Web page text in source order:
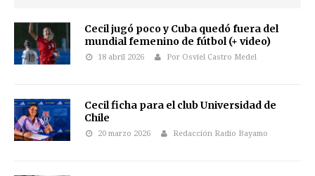
Cecil jugó poco y Cuba quedó fuera del
mundial femenino de fútbol (+ video)
18 abril 2026 Por Osviel Castro Medel
Cecil ficha para el club Universidad de
Chile
20 marzo 2026 Redacción Radio Bayamo